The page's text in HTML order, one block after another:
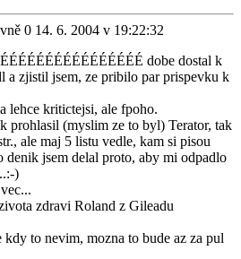
14. 6. 2004 v 19:22:32
dobe dostal k
a zjistil jsem, ze pribilo par prispevku k
lehce kritictejsi, ale fpoho.
prohlasil (myslim ze to byl) Terator, tak
ale maj 5 listu vedle, kam si pisou
denik jsem delal proto, aby mi odpadlo
)
zdravi Roland z Gileadu
kdy to nevim, mozna to bude az za pul